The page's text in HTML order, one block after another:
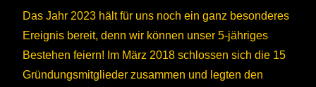
Das Jahr 2023 hält für uns noch ein ganz besonderes
Ereignis bereit, denn wir können unser 5-jähriges
Bestehen feiern! Im März 2018 schlossen sich die 15
Gründungsmitglieder zusammen und legten den